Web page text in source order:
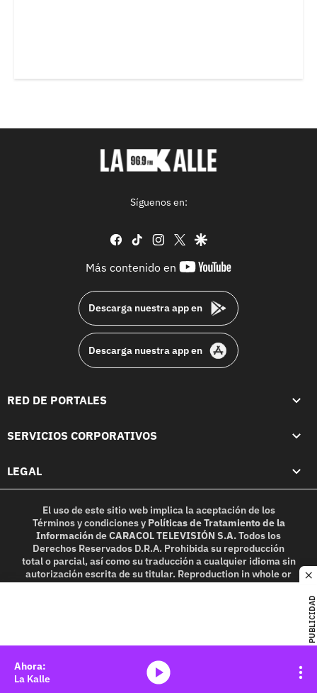
PUBLICIDAD
Síguenos en:
facebook
tiktok instagram
twittergoogle
Más contenido en
youtube-
Descarga nuestra app en
Descarga nuestra app en
RED DE PORTALES
SERVICIOS CORPORATIVOS
LEGAL
El uso de este sitio web implica la aceptación de los
Términos y condicionesy Políticas de Tratamiento de la
InformacióndeCARACOL TELEVISIÓN S.A.Todos los
Derechos Reservados D.R.A. Prohibida su reproducción
total o parcial, así como su traducción a cualquier idioma sin
autorización escrita de su titular. Reproduction in whole or
La Kalle